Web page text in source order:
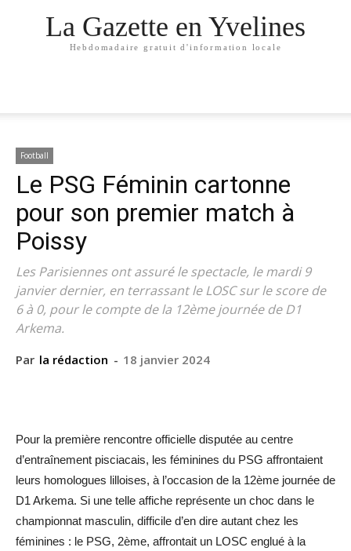
La Gazette en Yvelines
Hebdomadaire gratuit d'information locale
Football
Le PSG Féminin cartonne
pour son premier match à
Poissy
Les Parisiennes ont assuré le spectacle, le mardi 9
janvier dernier, en terrassant le LOSC sur le score de
6 à 0, pour le compte de la 12ème journée de D1
Arkema.
Par la rédaction - 18 janvier 2024
Pour la première rencontre officielle disputée au centre
d’entraînement pisciacais, les féminines du PSG affrontaient
leurs homologues lilloises, à l’occasion de la 12ème journée de
D1 Arkema. Si une telle affiche représente un choc dans le
championnat masculin, difficile d’en dire autant chez les
féminines : le PSG, 2ème, affrontait un LOSC englué à la